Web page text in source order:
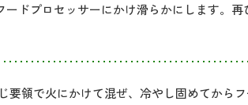
ドプロセッサーにかけ滑らかにします。
要領で火にかけて混ぜ、冷やし固めてから